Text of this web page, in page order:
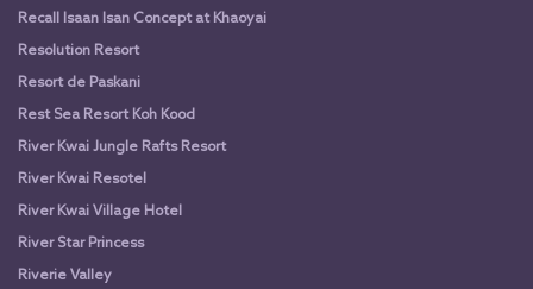
Recall Isaan Isan Concept at Khaoyai
Resolution Resort
Resort de Paskani
Rest Sea Resort Koh Kood
River Kwai Jungle Rafts Resort
River Kwai Resotel
River Kwai Village Hotel
River Star Princess
Riverie Valley